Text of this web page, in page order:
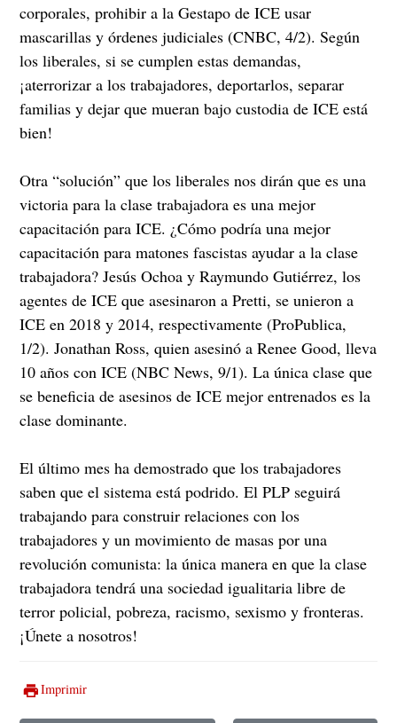
corporales, prohibir a la Gestapo de ICE usar
mascarillas y órdenes judiciales (CNBC, 4/2). Según
los liberales, si se cumplen estas demandas,
¡aterrorizar a los trabajadores, deportarlos, separar
familias y dejar que mueran bajo custodia de ICE está
bien!
Otra “solución” que los liberales nos dirán que es una
victoria para la clase trabajadora es una mejor
capacitación para ICE. ¿Cómo podría una mejor
capacitación para matones fascistas ayudar a la clase
trabajadora? Jesús Ochoa y Raymundo Gutiérrez, los
agentes de ICE que asesinaron a Pretti, se unieron a
ICE en 2018 y 2014, respectivamente (ProPublica,
1/2). Jonathan Ross, quien asesinó a Renee Good, lleva
10 años con ICE (NBC News, 9/1). La única clase que
se beneficia de asesinos de ICE mejor entrenados es la
clase dominante.
El último mes ha demostrado que los trabajadores
saben que el sistema está podrido. El PLP seguirá
trabajando para construir relaciones con los
trabajadores y un movimiento de masas por una
revolución comunista: la única manera en que la clase
trabajadora tendrá una sociedad igualitaria libre de
terror policial, pobreza, racismo, sexismo y fronteras.
¡Únete a nosotros!
Imprimir